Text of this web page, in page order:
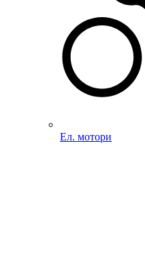
Ел. мотори